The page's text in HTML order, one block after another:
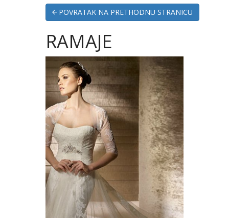
POVRATAK NA PRETHODNU STRANICU
RAMAJE